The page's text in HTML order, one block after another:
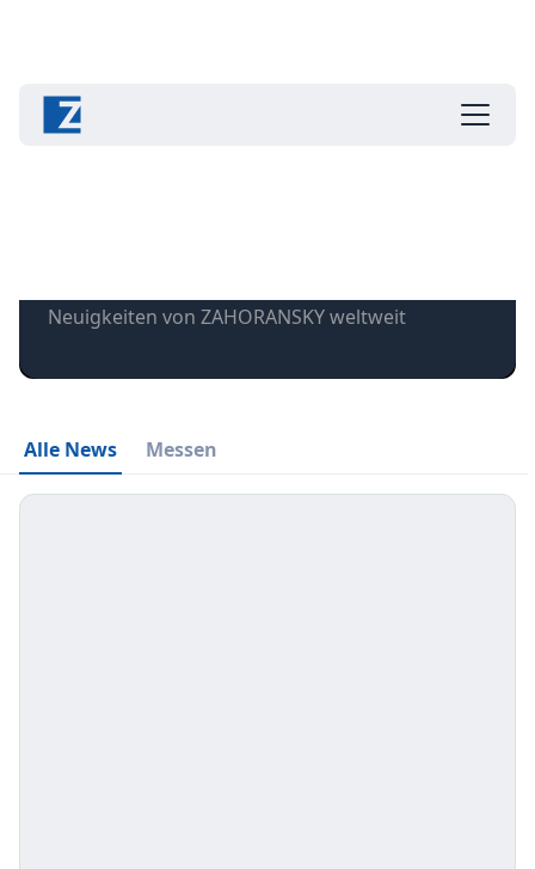
Neuigkeiten von ZAHORANSKY weltweit
Alle News Messen